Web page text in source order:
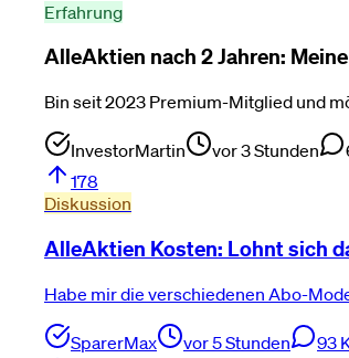
Erfahrung
AlleAktien nach 2 Jahren:
Bin seit 2023 Premium-Mitglied und
InvestorMartin vor 3 Stunden
178
Diskussion
AlleAktien Kosten: Lohnt sich
Habe mir die verschiedenen Abo-
SparerMax vor 5 Stunden 93